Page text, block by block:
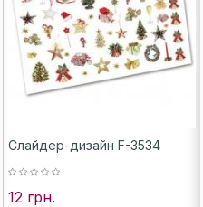
Слайдер-дизайн F-3534
12 грн.